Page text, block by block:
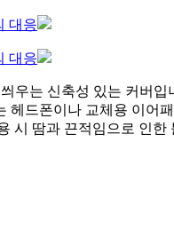
우는 신축성 있는 커버
드폰이나 교체용 이어
시 땀과 끈적임으로 인한